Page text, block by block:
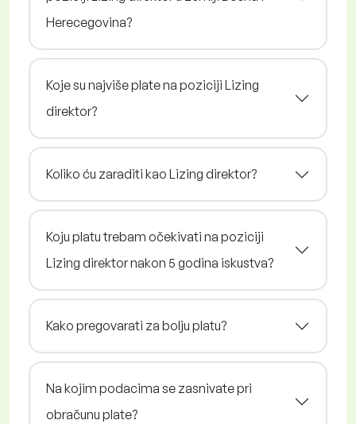
Herecegovina?
Koje su najviše plate na poziciji Lizing
direktor?
Koliko ću zaraditi kao Lizing direktor?
Koju platu trebam očekivati na poziciji
Lizing direktor nakon 5 godina iskustva?
Kako pregovarati za bolju platu?
Na kojim podacima se zasnivate pri
obračunu plate?